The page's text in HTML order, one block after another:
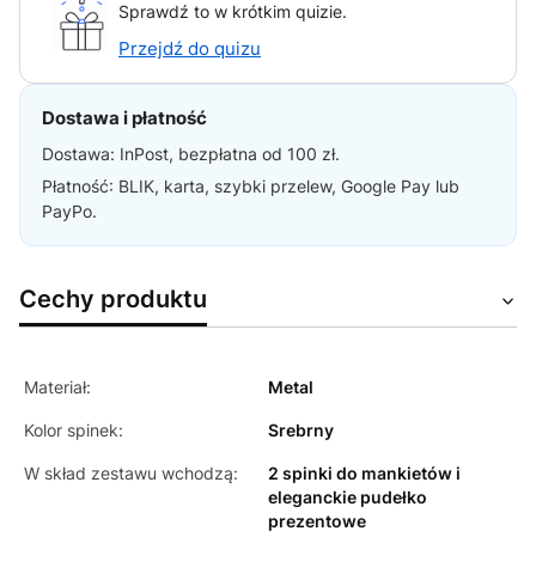
Sprawdź to w krótkim quizie.
Przejdź do quizu
Dostawa i płatność
Dostawa: InPost, bezpłatna od 100 zł.
Płatność: BLIK, karta, szybki przelew, Google Pay lub
PayPo.
Cechy produktu
Materiał: Metal
Kolor spinek: Srebrny
W skład zestawu wchodzą:
2 spinki do mankietów i
eleganckie pudełko
prezentowe